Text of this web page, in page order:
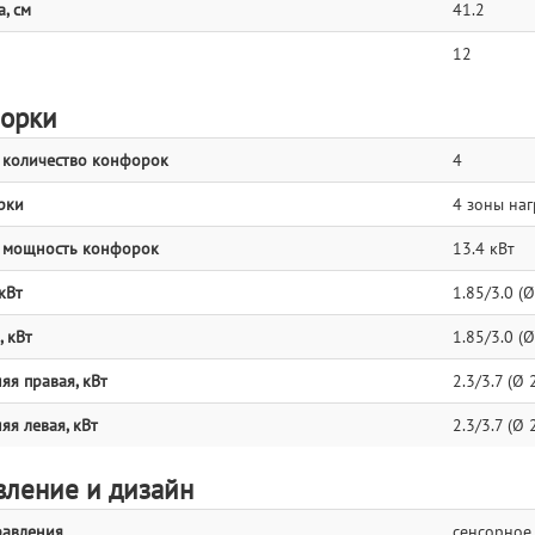
см 41.2
12
конфорок 4
4 зоны
конфорок 13.4 кВт
1.85/3.0
кВт 1.85/3.0
правая, кВт 2.3/3.7 (Ø
левая, кВт 2.3/3.7 (Ø
и дизайн